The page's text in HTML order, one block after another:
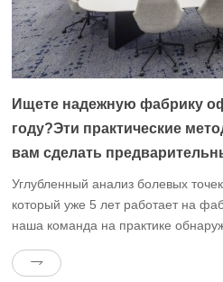
Ищете надежную фабрику
году?Эти практические
вам сделать
Углубленный анализ болевых
который уже 5 лет работает на
наша команда на практике
офисную мебель, сместилось с